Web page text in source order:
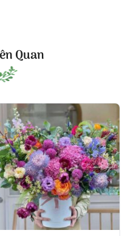
bông vào buổi tối
chỉ cần tránh để
sẽ giữ vẻ tinh khôi
phù hợp với những
nhàng nhưng có chiều
giác “dịu lại”,
hoa tham khảo theo
Quan